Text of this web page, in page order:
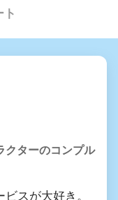
ト
クターのコンプル
スが大好き。